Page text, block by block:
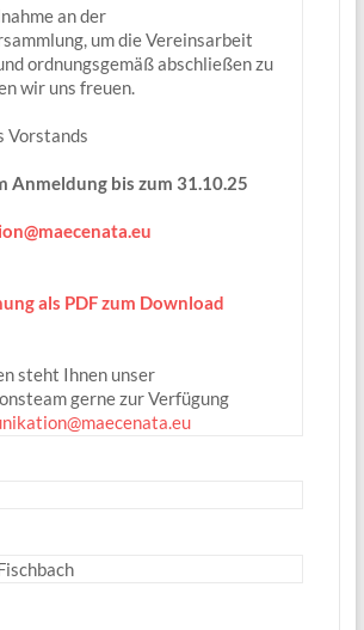
an der
um die Vereinsarbeit
ordnungsgemäß abschließen zu
wir uns freuen.
Vorstands
Anmeldung bis zum 31.10.25
als PDF zum Download
steht Ihnen unser
gerne zur Verfügung